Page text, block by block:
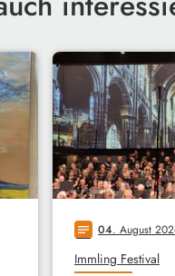
notes 04. August
Immling Festival